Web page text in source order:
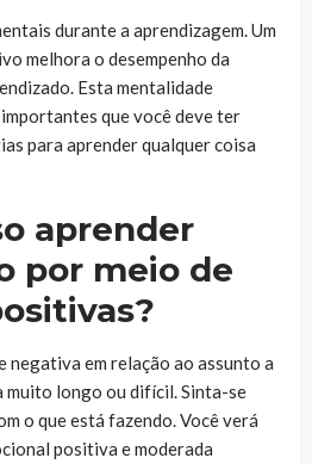
durante a aprendizagem. Um
melhora o desempenho da
Esta mentalidade
que você deve ter
para aprender qualquer coisa
aprender
por meio de
negativa em relação ao assunto a
muito longo ou difícil. Sinta-se
o que está fazendo. Você verá
positiva e moderada